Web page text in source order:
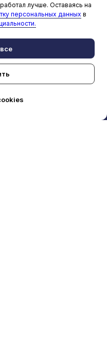
лучше. Оставаясь на
персональных данных в